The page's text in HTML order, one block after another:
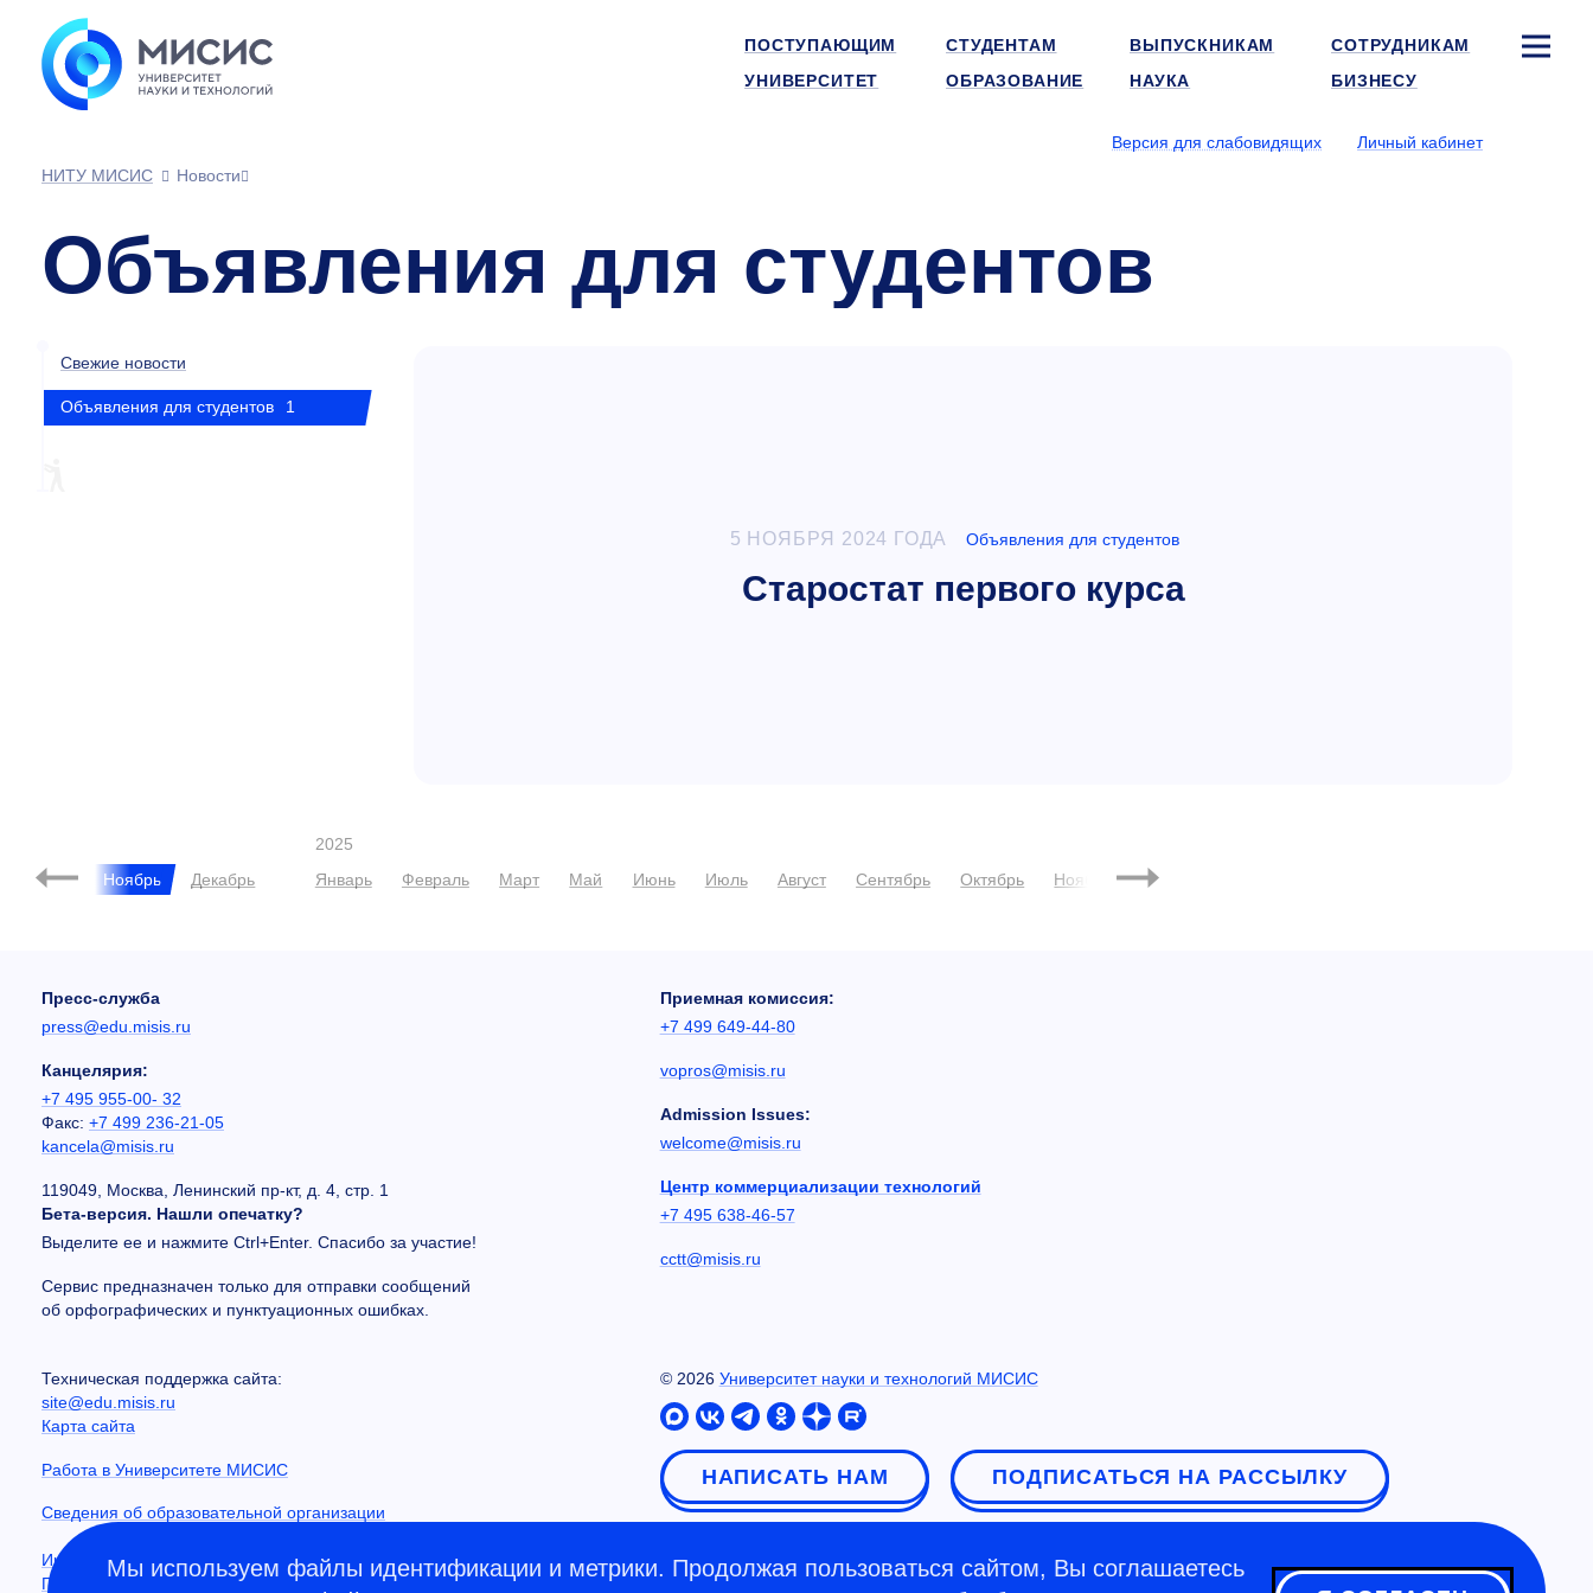
ПОСТУПАЮЩИМ СТУДЕНТАМ ВЫПУСКНИКАМ
СОТРУДНИКАМ
УНИВЕРСИТЕТ
ОБРАЗОВАНИЕ НАУКА БИЗНЕСУ
Версия для слабовидящих
Личный кабинет
НИТУ МИСИС
Новости
Объявления для студентов
Свежие новости
Объявления для студентов 1
Октябрь Ноябрь Декабрь
2025
Январь
Февраль Март Май Июнь Июль Август Сентябрь Октябрь Ноябрь Декабрь
5 НОЯБРЯ 2024 ГОДА Объявления для студентов
Старостат первого курса
Пресс-служба
press@edu.misis.ru
Канцелярия:
+7 495 955-00- 32
Факс: +7 499 236-21-05
kancela@misis.ru
119049, Москва, Ленинский пр-кт, д. 4, стр. 1
Бета-версия. Нашли опечатку?
Выделите ее и нажмите Ctrl+Enter. Спасибо за участие!
Сервис предназначен только для отправки сообщений
об орфографических и пунктуационных ошибках.
Приемная комиссия:
+7 499 649-44-80
vopros@misis.ru
Admission Issues:
welcome@misis.ru
Центр коммерциализации технологий
+7 495 638-46-57
cctt@misis.ru
Техническая поддержка сайта:
site@edu.misis.ru
Карта сайта
Работа в Университете МИСИС
Сведения об образовательной организации
Информация о закупках
Противодействие коррупции
© 2026 Университет науки и технологий МИСИС
НАПИСАТЬ НАМ ПОДПИСАТЬСЯ НА РАССЫЛКУ
Мы используем файлы идентификации и метрики. Продолжая пользоваться сайтом, Вы соглашаетесь